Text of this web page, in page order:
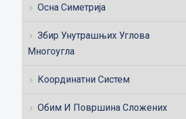
Осна Симетрија
Збир Унутрашњих Углова
Многоугла
Координатни Систем
Обим И Површина Сложених